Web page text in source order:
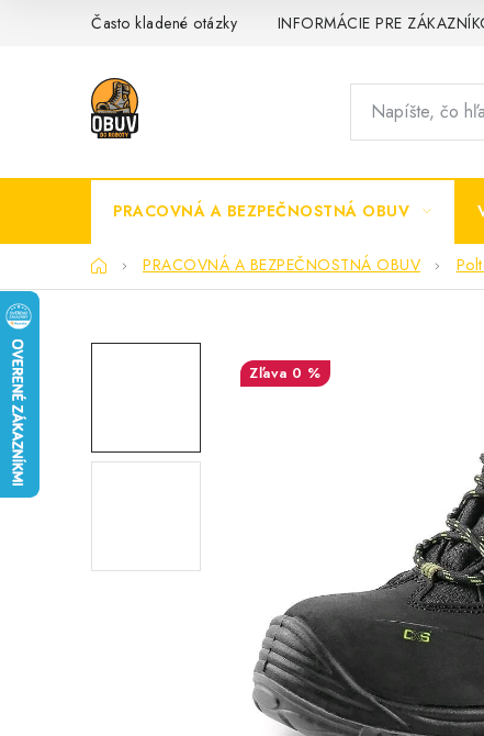
Často kladené otázky INFORMÁCIE PRE
PRACOVNÁ A BEZPEČNOSTNÁ OBUV
DomovPRACOVNÁ A BEZPEČNOSTNÁ OBUV
0 %